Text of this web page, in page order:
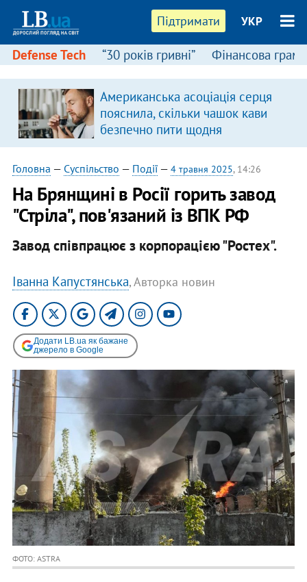
Підтримати УКР
Defense Tech “30 років гривні” Фінансова
Американська асоціація серця
пояснила, скільки чашок кави
безпечно пити щодня
Головна — Суспільство — Події— 4 травня 2025, 14:26
На Брянщині в Росії горить завод
"Стріла", пов'язаний із ВПК РФ
Завод співпрацює з корпорацією "Ростех".
Іванна Капустянська, Авторка новин
Додати LB.ua як бажане
джерело в Google
ФОТО: ASTRA